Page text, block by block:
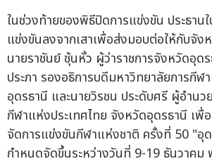
ในช่วงท้ายของพิธีปิดการแข่งขัน ประธาน
แข่งขันลงจากเสาเพื่อส่งมอบต่อให้กับจัง
นายราชันย์ ชุ้นหั้ว ผู้ว่าราชการจังหวัดอุด
ประภา รองอธิการบดีมหาวิทยาลัยการกีฬ
อุดรธานี และนายวิรชน ประดับศรี ผู้อำนว
กีฬาแห่งประเทศไทย จังหวัดอุดรธานี เพื่อ
จัดการแข่งขันกีฬาแห่งชาติ ครั้งที่ 50 "อุ
กำหนดจัดขึ้นระหว่างวันที่ 9-19 ธันวาคม